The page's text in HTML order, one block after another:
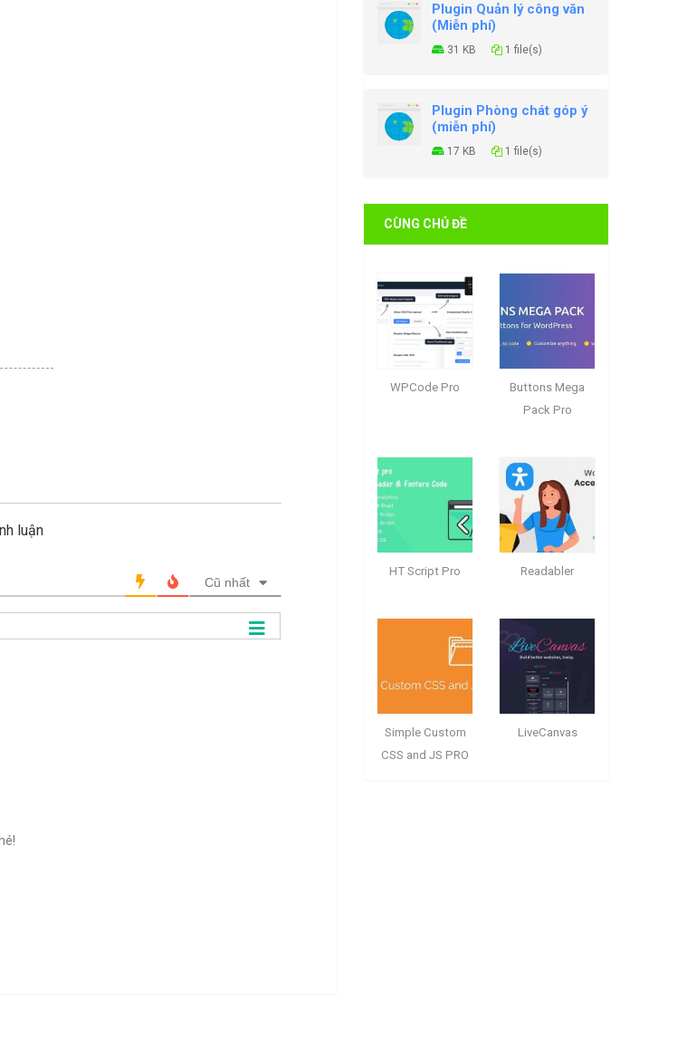
luận
Cũ nhất
Plugin Quản lý công văn
(Miễn phí)
31 KB 1 file(s)
Plugin Phòng chát góp ý
(miễn phí)
17 KB 1 file(s)
CÙNG CHỦ ĐỀ
WPCode Pro
Buttons Mega
Pack Pro
HT Script Pro Readabler
Simple Custom
CSS and JS PRO
LiveCanvas